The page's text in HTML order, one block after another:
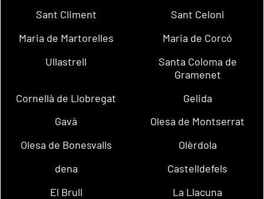
Sant Climent
Sant Celoni
Maria de Martorelles
Maria de Corcó
Ullastrell
Santa Coloma de
Gramenet
Cornellà de Llobregat
Gelida
Gavà
Olesa de Montserrat
Olesa de Bonesvalls
Olèrdola
dena
Castelldefels
El Brull
La Llacuna